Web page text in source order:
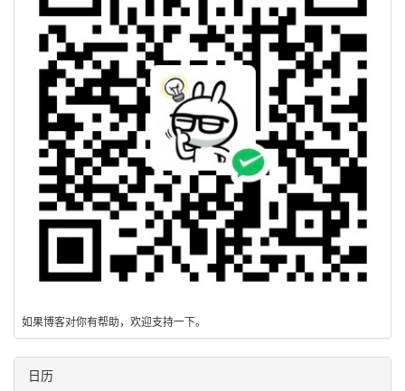
如果博客对你有帮助，欢迎支持一下。
日历